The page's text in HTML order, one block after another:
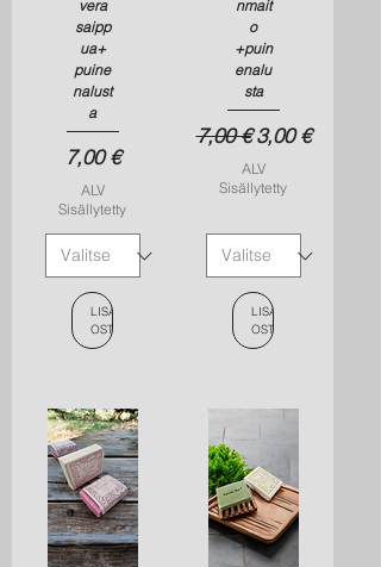
vera
saipp
ua+
puine
nalust
a
Hinta
7,00 €
ALV
Sisällytetty
LISÄÄ
OSTOSKORIIN
nmait
o
+puin
enalu
sta
Normaali hinta
7,00 €Alehinta
3,00 €
ALV
Sisällytetty
LISÄÄ
OSTOSKORIIN